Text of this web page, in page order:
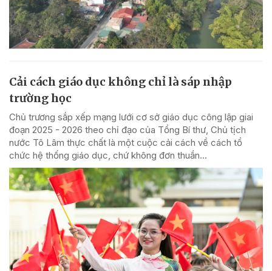
Cải cách giáo dục không chỉ là sáp nhập
trường học
Chủ trương sắp xếp mạng lưới cơ sở giáo dục công lập giai
đoạn 2025 - 2026 theo chỉ đạo của Tổng Bí thư, Chủ tịch
nước Tô Lâm thực chất là một cuộc cải cách về cách tổ
chức hệ thống giáo dục, chứ không đơn thuần...